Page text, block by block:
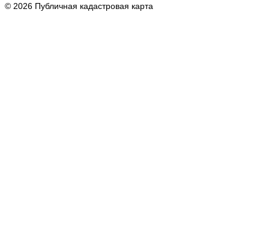
© 2026 Публичная кадастровая карта